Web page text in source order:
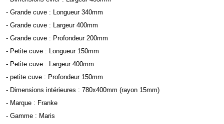
- Grande cuve : Longueur 340mm
- Grande cuve : Largeur 400mm
- Grande cuve : Profondeur 200mm
- Petite cuve : Longueur 150mm
- Petite cuve : Largeur 400mm
- petite cuve : Profondeur 150mm
- Dimensions intérieures : 780x400mm (rayon 15mm)
- Marque : Franke
- Gamme : Maris